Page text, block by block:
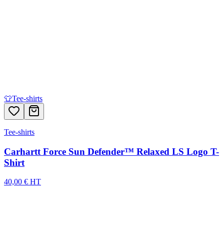
👕Tee-shirts
Tee-shirts
Carhartt Force Sun Defender™ Relaxed LS Logo T-
Shirt
40,00 € HT